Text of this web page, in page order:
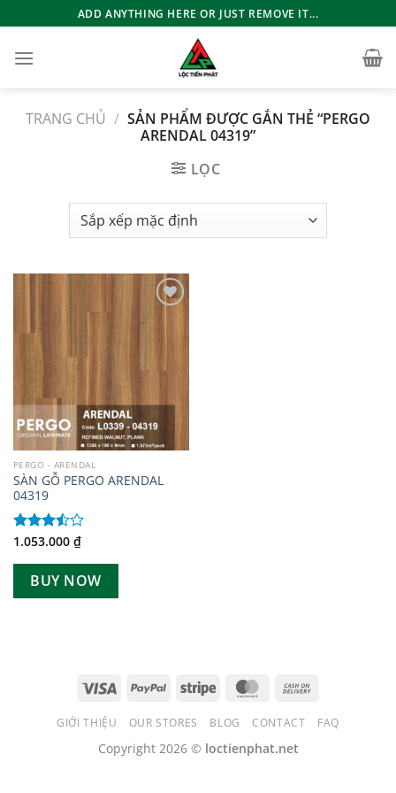
qua
nội
ADD ANYTHING HERE OR JUST REMOVE IT...
TRANG CHỦ / SẢN PHẨM ĐƯỢC GẮN THẺ “PERGO
ARENDAL 04319”
LỌC
PERGO - ARENDAL
SÀN GỖ PERGO ARENDAL
04319
Được
3.505
sao
1.053.000 ₫
BUY NOW
GIỚI THIỆU OUR STORES BLOG CONTACT FAQ
Copyright 2026 © loctienphat.net